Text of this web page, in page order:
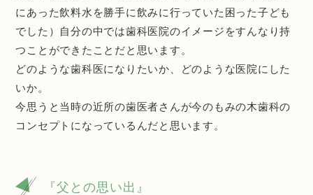
にあった飲料水を勝手に飲みに行っていた困った子ども
でした）自分の中では歯科医院のイメージをすんなり持
つことができたことだと思います。
どのような歯科医になりたいか、どのような医院にした
いか。
今思うと当時の近所の歯医者さんが今のもみの木歯科の
コンセプトになっているんだと思います。
『父との思い出』